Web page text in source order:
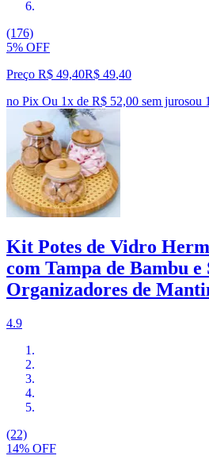
(176)
5% OFF
Preço R$ 49,40R$ 49,40
no Pix Ou 1x de R$ 52,00 sem jurosou 1
Kit Potes de Vidro
com Tampa de Bambu e
Organizadores de
4.9
(22)
14% OFF